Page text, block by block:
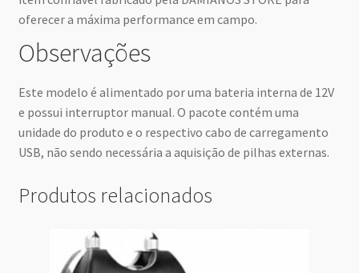
oferecer a máxima performance em campo.
Observações
Este modelo é alimentado por uma bateria interna de 12V
e possui interruptor manual. O pacote contém uma
unidade do produto e o respectivo cabo de carregamento
USB, não sendo necessária a aquisição de pilhas externas.
Produtos relacionados